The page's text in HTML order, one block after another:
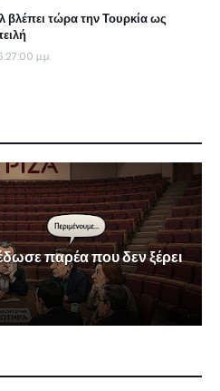
βλέπει τώρα την Τουρκία ως
μ.μ.
παρέα που δεν ξέρει